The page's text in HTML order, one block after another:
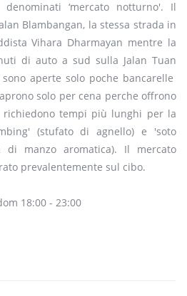
denominati ‘mercato notturno'. Il
Blambangan, la stessa strada in
Vihara Dharmayan mentre la
di auto a sud sulla Jalan Tuan
aperte solo poche bancarelle
solo per cena perche offrono
tempi più lunghi per la
(stufato di agnello) e 'soto
manzo aromatica). Il mercato
prevalentemente sul cibo.
18:00 - 23:00